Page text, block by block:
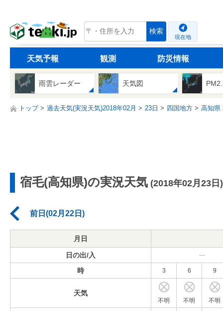
tenki.jp 検索
現在地
天気予報 観測 防災情報
雨雲レーダー 天気図
トップ 過去天気(実況天気)2018年02月 23日 四国地方 高知県
宿毛(高知県)の実況天気 (2018年02月23日)
前日(02月22日)
月日
日の出/入 ---
時 3 6 9
天気
不明 不明 不明